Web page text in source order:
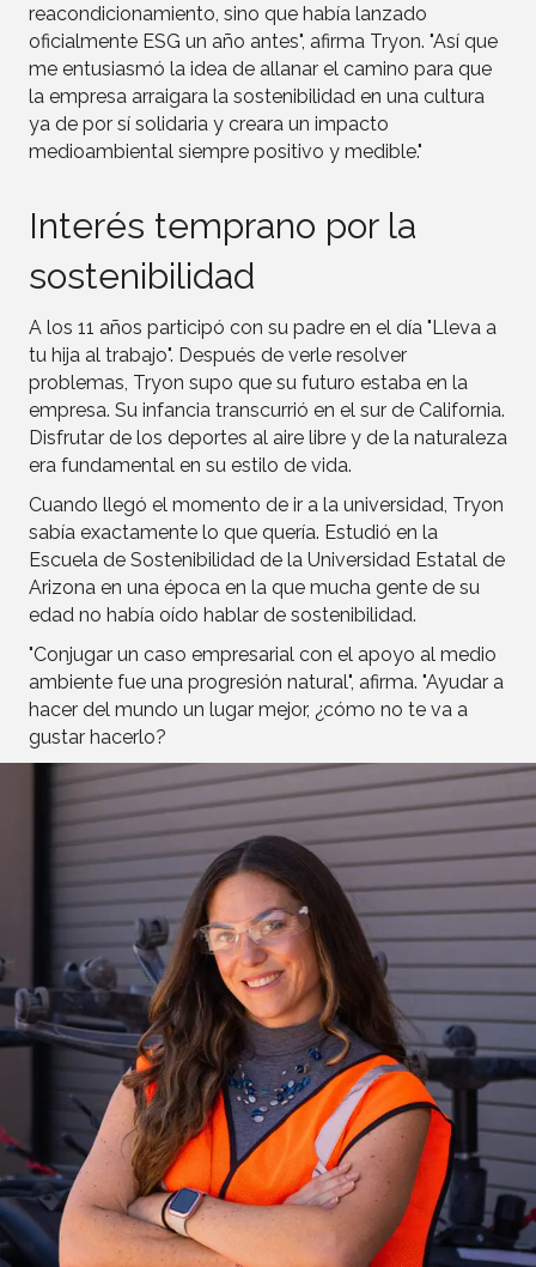
reacondicionamiento, sino que había lanzado
oficialmente ESG un año antes", afirma Tryon. "Así que
me entusiasmó la idea de allanar el camino para que
la empresa arraigara la sostenibilidad en una cultura
ya de por sí solidaria y creara un impacto
medioambiental siempre positivo y medible."
Interés temprano por la
sostenibilidad
A los 11 años participó con su padre en el día "Lleva a
tu hija al trabajo". Después de verle resolver
problemas, Tryon supo que su futuro estaba en la
empresa. Su infancia transcurrió en el sur de California.
Disfrutar de los deportes al aire libre y de la naturaleza
era fundamental en su estilo de vida.
Cuando llegó el momento de ir a la universidad, Tryon
sabía exactamente lo que quería. Estudió en la
Escuela de Sostenibilidad de la Universidad Estatal de
Arizona en una época en la que mucha gente de su
edad no había oído hablar de sostenibilidad.
"Conjugar un caso empresarial con el apoyo al medio
ambiente fue una progresión natural", afirma. "Ayudar a
hacer del mundo un lugar mejor, ¿cómo no te va a
gustar hacerlo?